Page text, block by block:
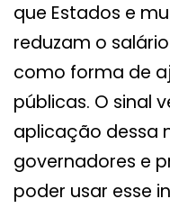
que Estados e
reduzam o
como forma de
públicas. O sinal
aplicação dessa
governadores e
poder usar esse